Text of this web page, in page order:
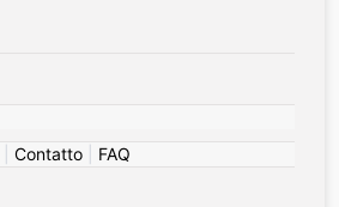
Contatto FAQ